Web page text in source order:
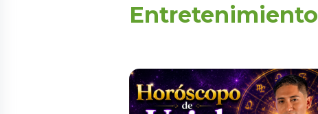
Entretenimiento